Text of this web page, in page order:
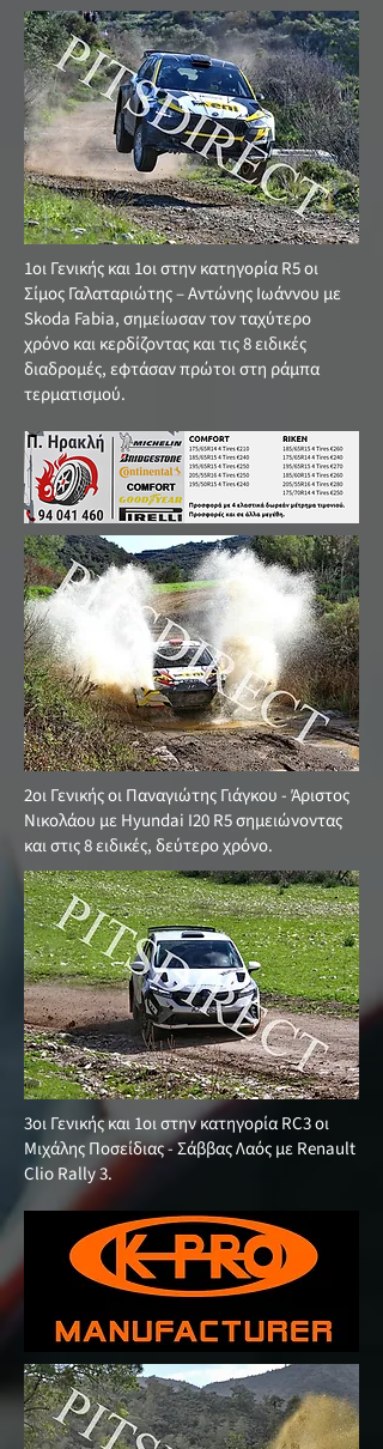
1οι Γενικής και 1οι στην κατηγορία R5 οι
Σίμος Γαλαταριώτης – Αντώνης Ιωάννου με
Skoda Fabia, σημείωσαν τον ταχύτερο
χρόνο και κερδίζοντας και τις 8 ειδικές
διαδρομές, εφτάσαν πρώτοι στη ράμπα
τερματισμού.
2οι Γενικής οι Παναγιώτης Γιάγκου - Άριστος
Νικολάου με Hyundai Ι20 R5 σημειώνοντας
και στις 8 ειδικές, δεύτερο χρόνο.
3οι Γενικής και 1οι στην κατηγορία RC3 οι
Μιχάλης Ποσείδιας - Σάββας Λαός με Renault
Clio Rally 3.